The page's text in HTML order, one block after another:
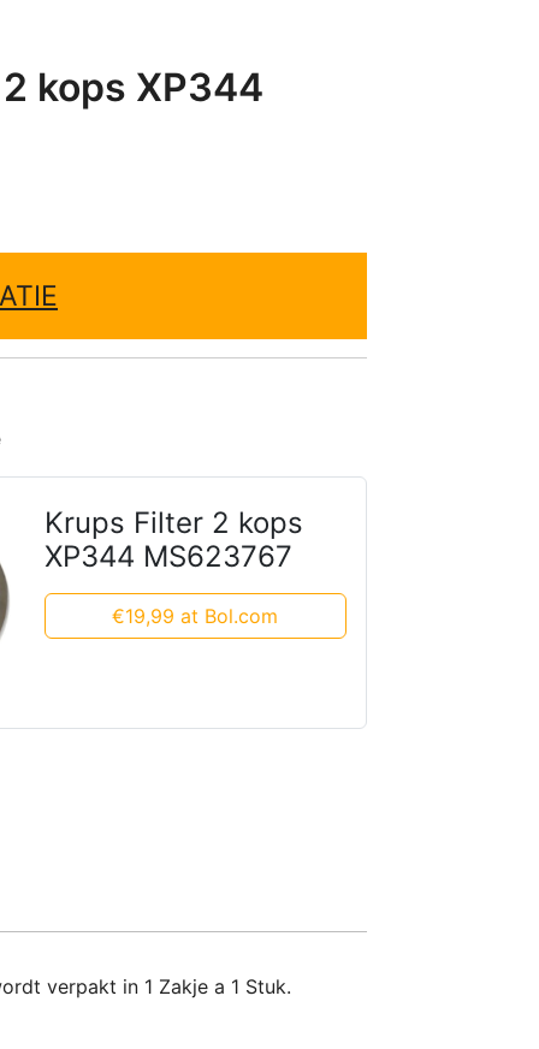
kops XP344
Krups Filter 2 kops
XP344 MS623767
€19,99 at Bol.com
verpakt in 1 Zakje a 1 Stuk.